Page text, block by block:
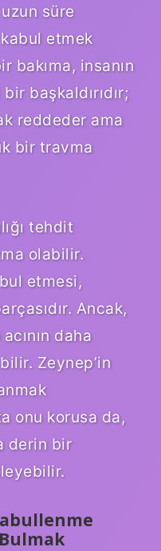
süre
etmek
bakıma, insanın
başkaldırıdır;
reddeder ama
bir travma
tehdit
olabilir.
etmesi,
Ancak,
daha
Zeynep’in
onu korusa da,
derin bir